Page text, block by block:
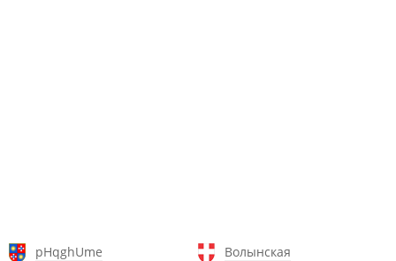
pHqghUme
Волынская